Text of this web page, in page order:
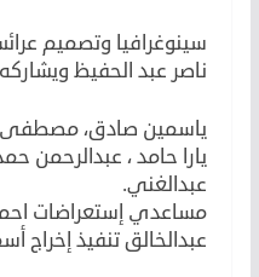
سينوغرافيا وتصميم
ناصر عبد الحفيظ
ياسمين صادق، مصطفى
يارا حامد ، عبدالرحمن
عبدالغني.
مساعدي إستعراضات
عبدالخالق تنفيذ إخراج